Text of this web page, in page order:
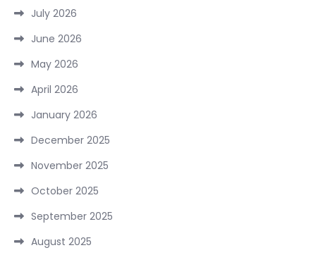
July 2026
June 2026
May 2026
April 2026
January 2026
December 2025
November 2025
October 2025
September 2025
August 2025